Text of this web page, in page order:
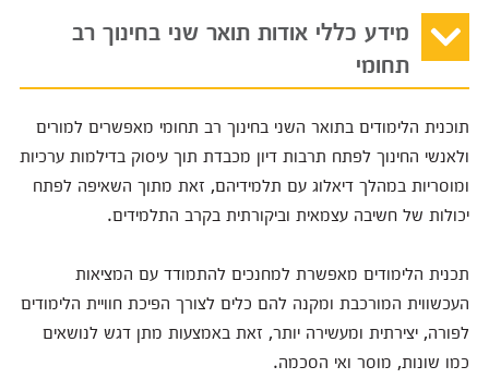
מידע כללי אודות תואר שני בחינוך רב
תחומי
תוכנית הלימודים בתואר השני בחינוך רב תחומי מאפשרים למורים
ולאנשי החינוך לפתח תרבות דיון מכבדת תוך עיסוק בדילמות ערכיות
ומוסריות במהלך דיאלוג עם תלמידיהם, זאת מתוך השאיפה לפתח
יכולות של חשיבה עצמאית וביקורתית בקרב התלמידים.
תכנית הלימודים מאפשרת למחנכים להתמודד עם המציאות
העכשווית המורכבת ומקנה להם כלים לצורך הפיכת חוויית הלימודים
לפורה, יצירתית ומעשירה יותר, זאת באמצעות מתן דגש לנושאים
כמו שונות, מוסר ואי הסכמה.